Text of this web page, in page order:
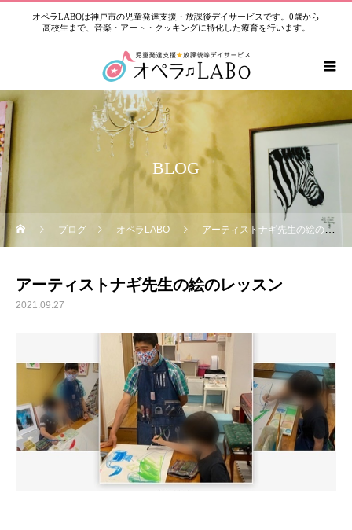
オペラLABOは神戸市の児童発達支援・放課後デイサービスです。0歳から
高校生まで、音楽・アート・クッキングに特化した療育を行います。
BLOG
ブログ オペラLABO アーティストナギ先生の絵のレッスン
アーティストナギ先生の絵のレッスン
2021.09.27